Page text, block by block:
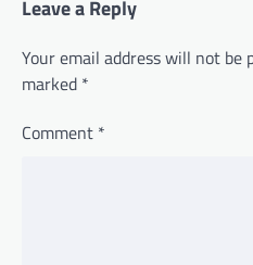
Leave a Reply
Your email address will not be
marked *
Comment *